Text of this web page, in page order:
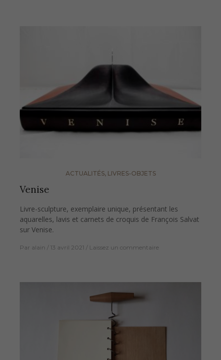
ACTUALITÉS, LIVRES-OBJETS
Venise
Livre-sculpture, exemplaire unique, présentant les
aquarelles, lavis et carnets de croquis de François Salvat
sur Venise.
Par alain 13 avril 2021 Laissez un commentaire